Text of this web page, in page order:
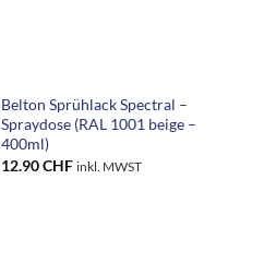
Belton Sprühlack Spectral –
Spraydose (RAL 1001 beige –
400ml)
12.90CHF inkl. MWST